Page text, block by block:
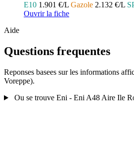
E10 1.901 €/L Gazole 2.132 €/L
Ouvrir la fiche
Aide
Questions frequentes
Reponses basees sur les informations
Voreppe).
Ou se trouve Eni - Eni A48 Aire Ile